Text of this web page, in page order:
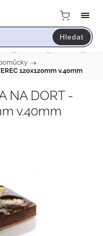
Hledat
/
120x120mm v.40mm
NA DORT -
v.40mm